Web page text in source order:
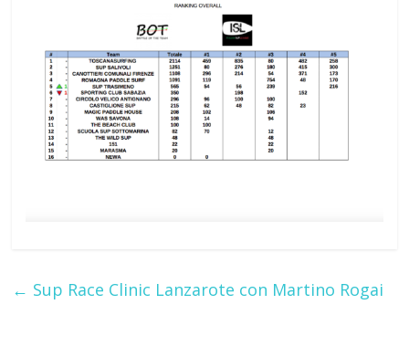
← Sup Race Clinic Lanzarote con Martino Rogai